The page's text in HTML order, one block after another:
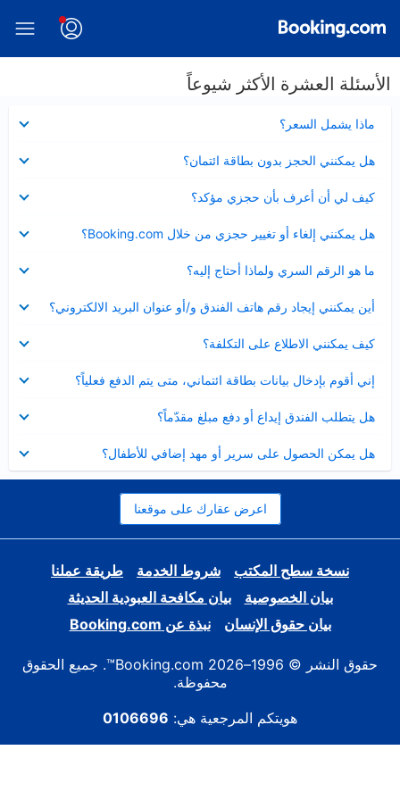
الأسئلة العشرة الأكثر شيوعاً
ماذا يشمل السعر؟
مصغر
هل يمكنني الحجز بدون بطاقة ائتمان؟
مصغر
كيف لي أن أعرف بأن حجزي مؤكد؟
مصغر
هل يمكنني إلغاء أو تغيير حجزي من خلال Booking.com؟
مصغر
ما هو الرقم السري ولماذا أحتاج إليه؟
مصغر
أين يمكنني إيجاد رقم هاتف الفندق و/أو عنوان البريد الالكتروني؟
عرض
مصغر
كيف يمكنني الاطلاع على التكلفة؟
مصغر
إني أقوم بإدخال بيانات بطاقة ائتماني، متى يتم الدفع فعلياً؟
مصغر
هل يتطلب الفندق إيداع أو دفع مبلغ مقدّماً؟
مصغر
هل يمكن الحصول على سرير أو مهد إضافي للأطفال؟
مصغر
اعرض عقارك على موقعنا
نسخة سطح المكتب شروط الخدمة
طريقة عملنا
بيان الخصوصية
بيان مكافحة العبودية الحديثة
بيان حقوق الإنسان
نبذة عن Booking.com
حقوق النشر © 1996–2026 Booking.com™. جميع الحقوق
محفوظة.
هويتكم المرجعية هي: 0106696